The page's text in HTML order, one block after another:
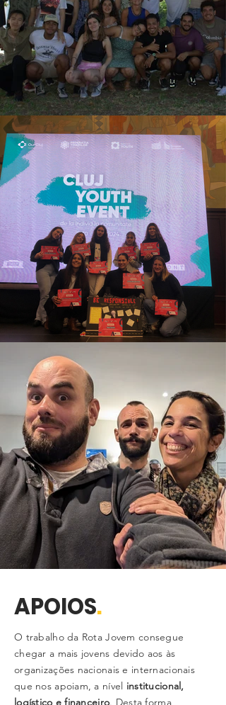
APOIOS.
O trabalho da Rota Jovem consegue
chegar a mais jovens devido aos às
organizações nacionais e internacionais
que nos apoiam, a nível institucional,
logístico e financeiro. Desta forma,